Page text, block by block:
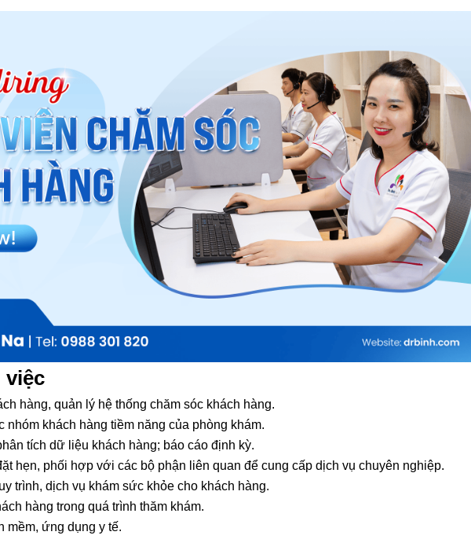
việc
hàng, quản lý hệ thống chăm sóc khách hàng.
nhóm khách hàng tiềm năng của phòng khám.
tích dữ liệu khách hàng; báo cáo định kỳ.
hẹn, phối hợp với các bộ phận liên quan để cung cấp dịch vụ chuyên nghiệp.
trình, dịch vụ khám sức khỏe cho khách hàng.
hàng trong quá trình thăm khám.
mềm, ứng dụng y tế.